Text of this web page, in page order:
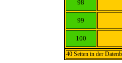
98
99
100
40 Seiten in der